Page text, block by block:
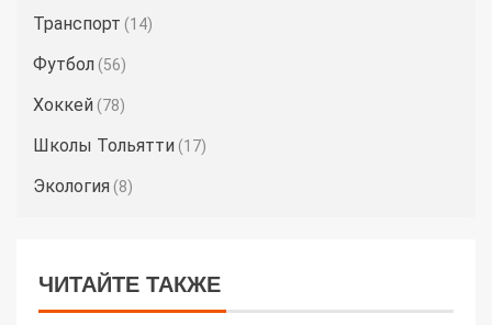
Транспорт (14)
Футбол (56)
Хоккей (78)
Школы Тольятти (17)
Экология (8)
ЧИТАЙТЕ ТАКЖЕ